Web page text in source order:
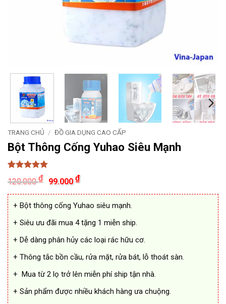
TRANG CHỦ / ĐỒ GIA DỤNG CAO CẤP
Bột Thông Cống Yuhao Siêu Mạnh
5 trên 5
dựa trên
19
đánh giá
120.000₫
Giá
gốc
là:
120.000 ₫.
99.000₫Giá
hiện
tại
là:
99.000 ₫.
+ Bột thông cống Yuhao siêu mạnh.
+ Siêu ưu đãi mua 4 tặng 1 miễn ship.
+ Dễ dàng phân hủy các loại rác hữu cơ.
+ Thông tắc bồn cầu, rửa mặt, rửa bát, lỗ thoát sàn.
+ Mua từ 2 lọ trở lên miễn phí ship tận nhà.
+ Sản phẩm được nhiều khách hàng ưa chuộng.